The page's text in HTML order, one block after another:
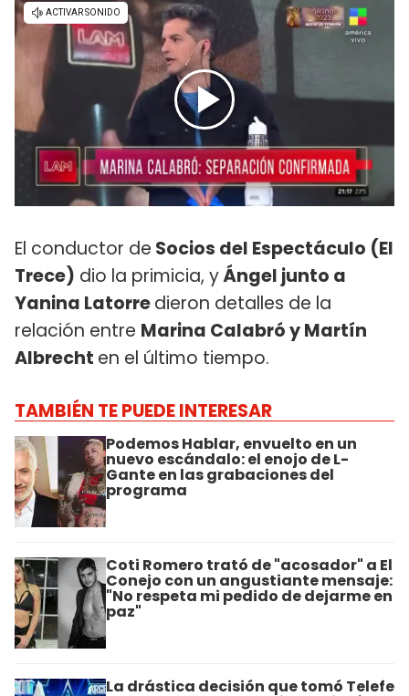
El conductor de Socios del Espectáculo (El
Trece) dio la primicia, yÁngel junto a
Yanina Latorredieron detalles de la
relación entre Marina Calabró y Martín
Albrecht en el último tiempo.
TAMBIÉN TE PUEDE INTERESAR
Podemos Hablar, envuelto en un
nuevo escándalo: el enojo de L-
Gante en las grabaciones del
programa
Coti Romero trató de "acosador" a El
Conejo con un angustiante mensaje:
"No respeta mi pedido de dejarme en
paz"
La drástica decisión que tomó Telefe